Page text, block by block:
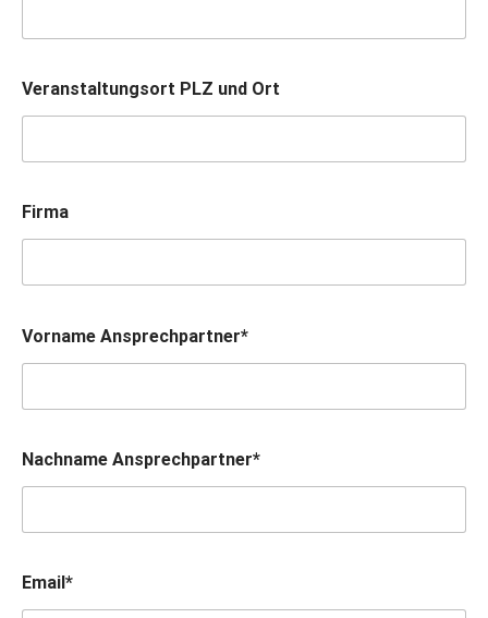
Veranstaltungsort PLZ und Ort
Firma
Vorname Ansprechpartner*
Nachname Ansprechpartner*
Email*